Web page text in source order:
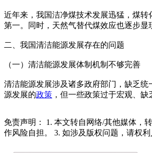
近年来，我国洁净煤技术发展迅猛，煤
第一。同时，天然气替代煤效应也逐步显
二、我国清洁能源发展存在的问题
（一）清洁能源发展体制机制不够完善
清洁能源发展涉及诸多政府部门，缺乏
源发展的政策 ，但一些政策过于宏观、
免责声明： 1. 本文转自网络/其他媒体，
作风险自担。 3. 如涉及版权问题，请权